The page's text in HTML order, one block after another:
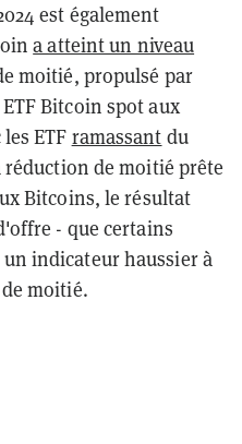
est également
a atteint un niveau
moitié, propulsé par
Bitcoin spot aux
ETF ramassant du
de moitié prête
Bitcoins, le résultat
- que certains
indicateur haussier à
moitié.